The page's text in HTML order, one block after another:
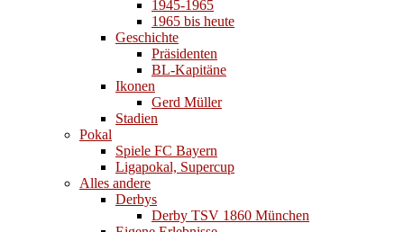
1945-1965
1965 bis heute
Geschichte
Präsidenten
BL-Kapitäne
Ikonen
Gerd Müller
Stadien
Pokal
Spiele FC Bayern
Ligapokal, Supercup
Alles andere
Derbys
Derby TSV 1860 München